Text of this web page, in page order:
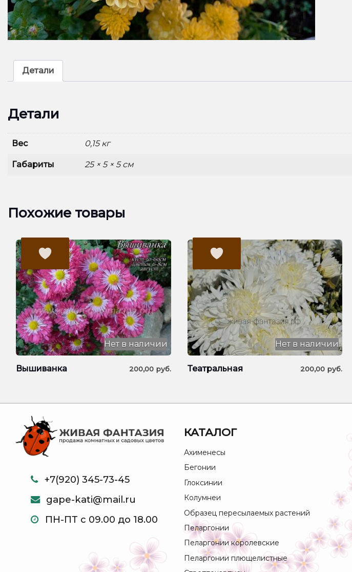
Детали
Детали
Вес 0,15 кг
Габариты 25 × 5 × 5 см
Похожие товары
Вышиванка 200,00 руб.
Нет в наличии
Театральная 200,00 руб.
Нет в наличии
+7(920) 345-73-45
gape-kati@mail.ru
ПН-ПТ с 09.00 до 18.00
КАТАЛОГ
Ахименесы
Бегонии
Глоксинии
Колумнеи
Образец пересылаемых растений
Пеларгонии
Пеларгонии королевские
Пеларгонии плющелистные